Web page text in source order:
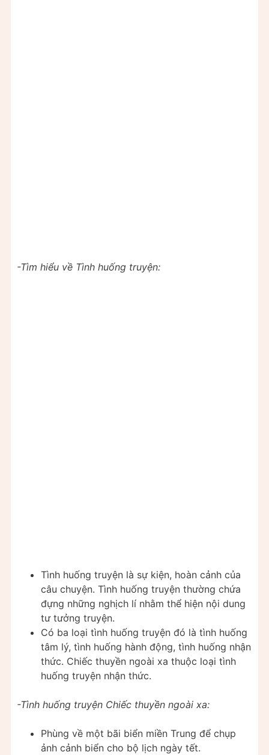
-Tìm hiểu về Tình huống truyện:
Tình huống truyện là sự kiện, hoàn cảnh của
câu chuyện. Tình huống truyện thường chứa
đựng những nghịch lí nhằm thể hiện nội dung
tư tưởng truyện.
Có ba loại tình huống truyện đó là tình huống
tâm lý, tình huống hành động, tình huống nhận
thức. Chiếc thuyền ngoài xa thuộc loại tình
huống truyện nhận thức.
-Tình huống truyện Chiếc thuyền ngoài xa:
Phùng về một bãi biển miền Trung để chụp
ảnh cảnh biển cho bộ lịch ngày tết.